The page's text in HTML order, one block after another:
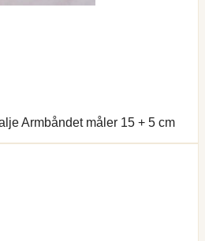
Armbåndet måler 15 + 5 cm